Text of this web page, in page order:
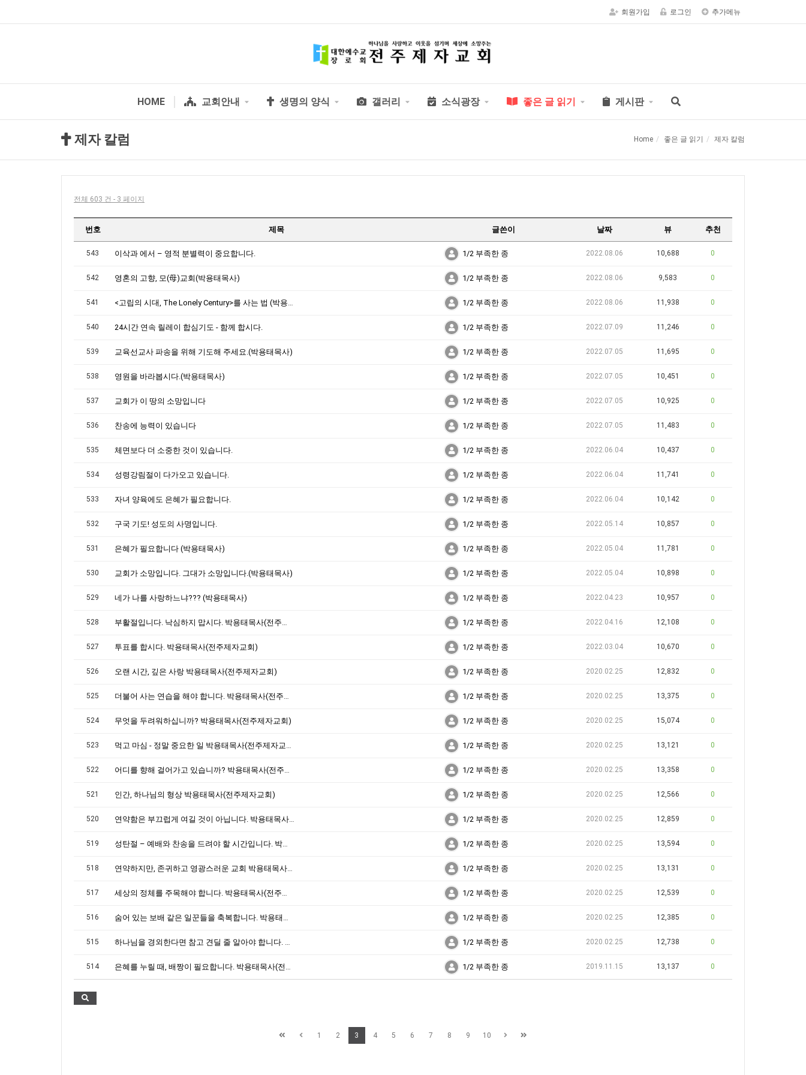
회원가입 로그인 추가메뉴
HOME 교회안내 생명의 양식 갤러리 소식광장 좋은 글 읽기 게시판
제자 칼럼 Home 좋은 글 읽기 제자 칼럼
전체 603 건 - 3 페이지
번호 제목 글쓴이 날짜 뷰 추천
543 이삭과 에서 – 영적 분별력이 중요합니다. 1/2 부족한 종 2022.08.06 10,688 0
542 영혼의 고향, 모(母)교회(박용태목사) 1/2 부족한 종 2022.08.06 9,583 0
541 <고립의 시대, The Lonely Century>를 사는 법 (박용태목사) 1/2 부족한 종 2022.08.06 11,938 0
540 24시간 연속 릴레이 합심기도 - 함께 합시다. 1/2 부족한 종 2022.07.09 11,246 0
539 교육선교사 파송을 위해 기도해 주세요.(박용태목사) 1/2 부족한 종 2022.07.05 11,695 0
538 영원을 바라봅시다.(박용태목사) 1/2 부족한 종 2022.07.05 10,451 0
537 교회가 이 땅의 소망입니다 1/2 부족한 종 2022.07.05 10,925 0
536 찬송에 능력이 있습니다 1/2 부족한 종 2022.07.05 11,483 0
535 체면보다 더 소중한 것이 있습니다. 1/2 부족한 종 2022.06.04 10,437 0
534 성령강림절이 다가오고 있습니다. 1/2 부족한 종 2022.06.04 11,741 0
533 자녀 양육에도 은혜가 필요합니다. 1/2 부족한 종 2022.06.04 10,142 0
532 구국 기도! 성도의 사명입니다. 1/2 부족한 종 2022.05.14 10,857 0
531 은혜가 필요합니다 (박용태목사) 1/2 부족한 종 2022.05.04 11,781 0
530 교회가 소망입니다. 그대가 소망입니다.(박용태목사) 1/2 부족한 종 2022.05.04 10,898 0
529 네가 나를 사랑하느냐??? (박용태목사) 1/2 부족한 종 2022.04.23 10,957 0
528 부활절입니다. 낙심하지 맙시다. 박용태목사(전주제자교회) 1/2 부족한 종 2022.04.16 12,108 0
527 투표를 합시다. 박용태목사(전주제자교회) 1/2 부족한 종 2022.03.04 10,670 0
526 오랜 시간, 깊은 사랑 박용태목사(전주제자교회) 1/2 부족한 종 2020.02.25 12,832 0
525 더불어 사는 연습을 해야 합니다. 박용태목사(전주제자교회) 1/2 부족한 종 2020.02.25 13,375 0
524 무엇을 두려워하십니까? 박용태목사(전주제자교회) 1/2 부족한 종 2020.02.25 15,074 0
523 먹고 마심 - 정말 중요한 일 박용태목사(전주제자교회) 1/2 부족한 종 2020.02.25 13,121 0
522 어디를 향해 걸어가고 있습니까? 박용태목사(전주제자교회) 1/2 부족한 종 2020.02.25 13,358 0
521 인간, 하나님의 형상 박용태목사(전주제자교회) 1/2 부족한 종 2020.02.25 12,566 0
520 연약함은 부끄럽게 여길 것이 아닙니다. 박용태목사(전주제자교회) 1/2 부족한 종 2020.02.25 12,859 0
519 성탄절 – 예배와 찬송을 드려야 할 시간입니다. 박용태목사(전주제자교회) 1/2 부족한 종 2020.02.25 13,594 0
518 연약하지만, 존귀하고 영광스러운 교회 박용태목사(전주제자교회) 1/2 부족한 종 2020.02.25 13,131 0
517 세상의 정체를 주목해야 합니다. 박용태목사(전주제자교회) 1/2 부족한 종 2020.02.25 12,539 0
516 숨어 있는 보배 같은 일꾼들을 축복합니다. 박용태목사(전주제자교회) 1/2 부족한 종 2020.02.25 12,385 0
515 하나님을 경외한다면 참고 견딜 줄 알아야 합니다. 박용태목사(전주제자교회) 1/2 부족한 종 2020.02.25 12,738 0
514 은혜를 누릴 때, 배짱이 필요합니다. 박용태목사(전주제자교회) 1/2 부족한 종 2019.11.15 13,137 0
1 2 3 4 5 6 7 8 9 10